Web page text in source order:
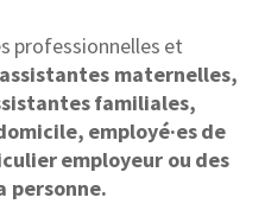
professionnelles et
assistantes maternelles,
familiales,
employé·es de
employeur ou des
personne.